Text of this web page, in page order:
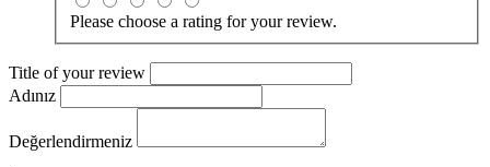
Please choose a rating for your review.
Title of your review
Adınız
Değerlendirmeniz